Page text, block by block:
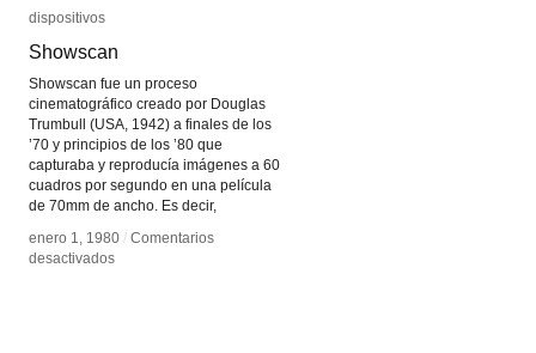
dispositivos
Showscan
Showscan fue un proceso
cinematográfico creado por Douglas
Trumbull (USA, 1942) a finales de los
’70 y principios de los ’80 que
capturaba y reproducía imágenes a 60
cuadros por segundo en una película
de 70mm de ancho. Es decir,
enero 1, 1980 / Comentarios
desactivadosen
dispositivos
Showscan
enero 1, 1980 / Comentarios
desactivadosen